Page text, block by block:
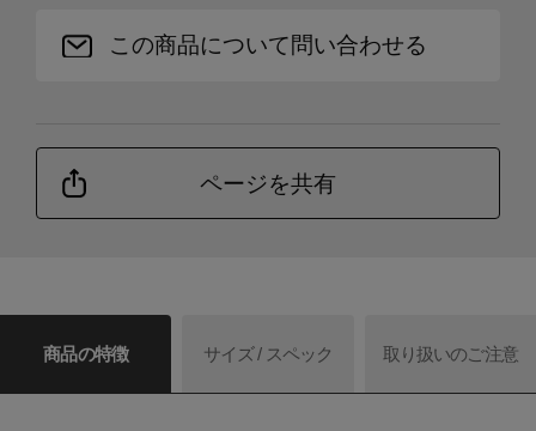
この商品について問い合わせる
ページを共有
商品の特徴 サイズ / スペック 取り扱いのご注意